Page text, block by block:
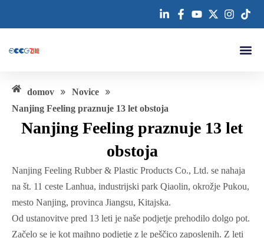
domov » Novice »
Nanjing Feeling praznuje 13 let obstoja
Nanjing Feeling praznuje 13 let
obstoja
Nanjing Feeling Rubber & Plastic Products Co., Ltd. se nahaja
na št. 11 ceste Lanhua, industrijski park Qiaolin, okrožje Pukou,
mesto Nanjing, provinca Jiangsu, Kitajska.
Od ustanovitve pred 13 leti je naše podjetje prehodilo dolgo pot.
Začelo se je kot majhno podjetje z le peščico zaposlenih. Z leti